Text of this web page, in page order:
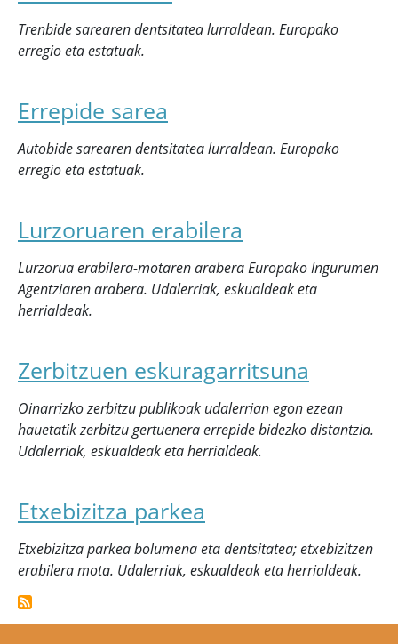
Trenbide sarearen dentsitatea lurraldean. Europako
erregio eta estatuak.
Errepide sarea
Autobide sarearen dentsitatea lurraldean. Europako
erregio eta estatuak.
Lurzoruaren erabilera
Lurzorua erabilera-motaren arabera Europako Ingurumen
Agentziaren arabera. Udalerriak, eskualdeak eta
herrialdeak.
Zerbitzuen eskuragarritsuna
Oinarrizko zerbitzu publikoak udalerrian egon ezean
hauetatik zerbitzu gertuenera errepide bidezko distantzia.
Udalerriak, eskualdeak eta herrialdeak.
Etxebizitza parkea
Etxebizitza parkea bolumena eta dentsitatea; etxebizitzen
erabilera mota. Udalerriak, eskualdeak eta herrialdeak.